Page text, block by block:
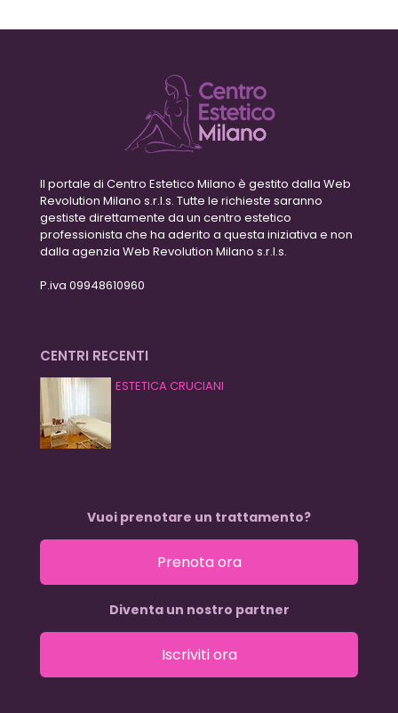
Il portale di Centro Estetico Milano è gestito dalla Web
Revolution Milano s.r.l.s. Tutte le richieste saranno
gestiste direttamente da un centro estetico
professionista che ha aderito a questa iniziativa e non
dalla agenzia Web Revolution Milano s.r.l.s.
P.iva 09948610960
CENTRI RECENTI
ESTETICA CRUCIANI
Vuoi prenotare un trattamento?
Prenota ora
Diventa un nostro partner
Iscriviti ora